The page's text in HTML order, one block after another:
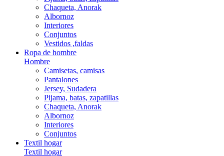
Chaqueta, Anorak
Albornoz
Interiores
Conjuntos
Vestidos ,faldas
Ropa de hombre
Hombre
Camisetas, camisas
Pantalones
Jersey, Sudadera
Pijama, batas, zapatillas
Chaqueta, Anorak
Albornoz
Interiores
Conjuntos
Textil hogar
Textil hogar